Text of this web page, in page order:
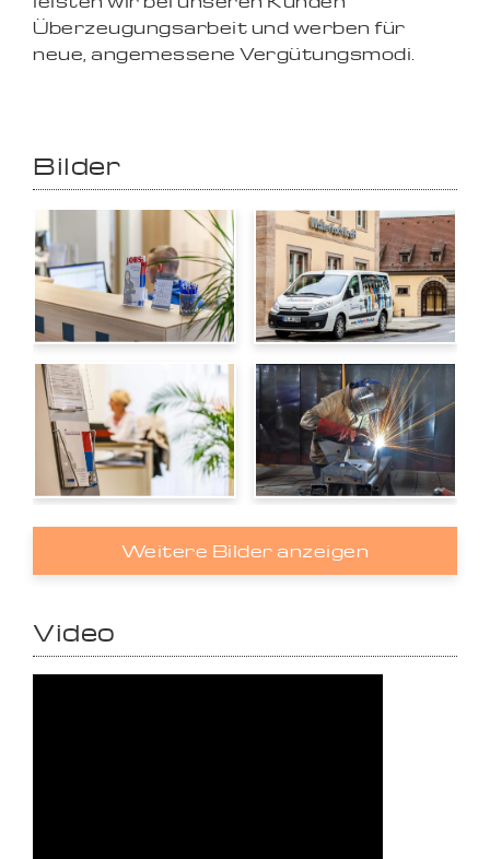
Überzeugungsarbeit und werben für
neue, angemessene Vergütungsmodi.
Bilder
Weitere Bilder anzeigen
Video